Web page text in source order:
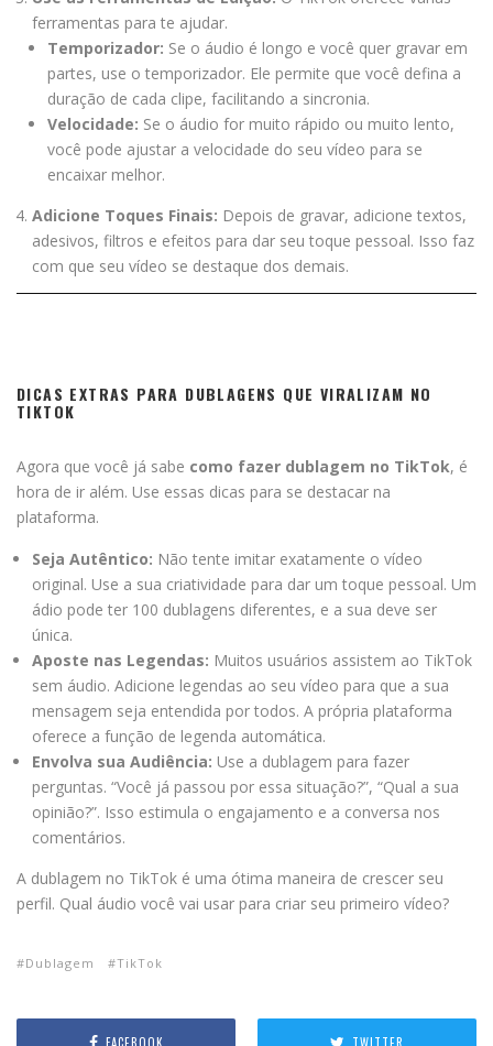
ferramentas para te ajudar.
Temporizador: Se o áudio é longo e você quer gravar em
partes, use o temporizador. Ele permite que você defina a
duração de cada clipe, facilitando a sincronia.
Velocidade: Se o áudio for muito rápido ou muito lento,
você pode ajustar a velocidade do seu vídeo para se
encaixar melhor.
Adicione Toques Finais: Depois de gravar, adicione textos,
adesivos, filtros e efeitos para dar seu toque pessoal. Isso faz
com que seu vídeo se destaque dos demais.
DICAS EXTRAS PARA DUBLAGENS QUE VIRALIZAM NO
TIKTOK
Agora que você já sabe como fazer dublagem no TikTok, é
hora de ir além. Use essas dicas para se destacar na
plataforma.
Seja Autêntico: Não tente imitar exatamente o vídeo
original. Use a sua criatividade para dar um toque pessoal. Um
ádio pode ter 100 dublagens diferentes, e a sua deve ser
única.
Aposte nas Legendas: Muitos usuários assistem ao TikTok
sem áudio. Adicione legendas ao seu vídeo para que a sua
mensagem seja entendida por todos. A própria plataforma
oferece a função de legenda automática.
Envolva sua Audiência: Use a dublagem para fazer
perguntas. “Você já passou por essa situação?”, “Qual a sua
opinião?”. Isso estimula o engajamento e a conversa nos
comentários.
A dublagem no TikTok é uma ótima maneira de crescer seu
perfil. Qual áudio você vai usar para criar seu primeiro vídeo?
Dublagem TikTok